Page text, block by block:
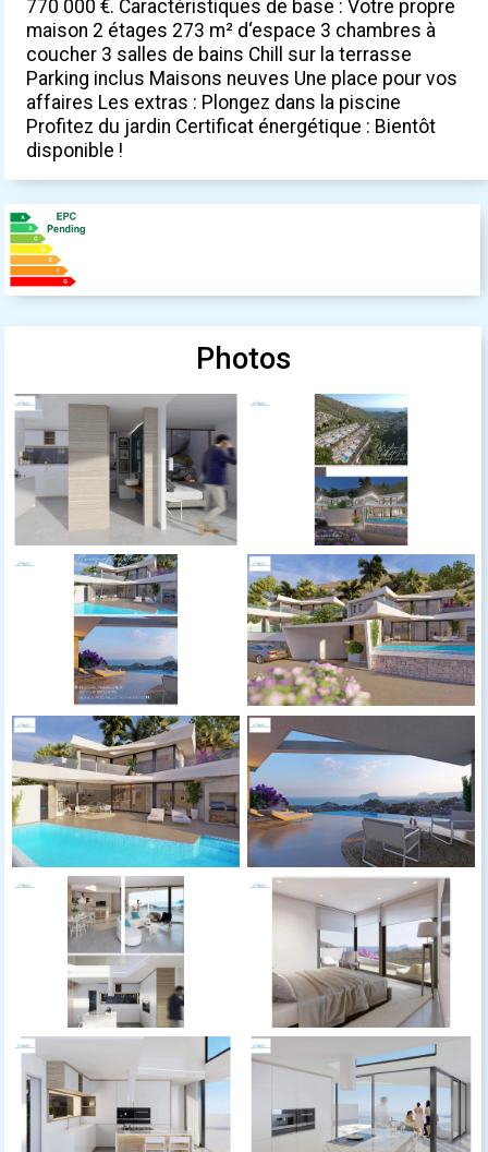
770 000 €. Caractéristiques de base : Votre propre
maison 2 étages 273 m² d‘espace 3 chambres à
coucher 3 salles de bains Chill sur la terrasse
Parking inclus Maisons neuves Une place pour vos
affaires Les extras : Plongez dans la piscine
Profitez du jardin Certificat énergétique : Bientôt
disponible !
Photos